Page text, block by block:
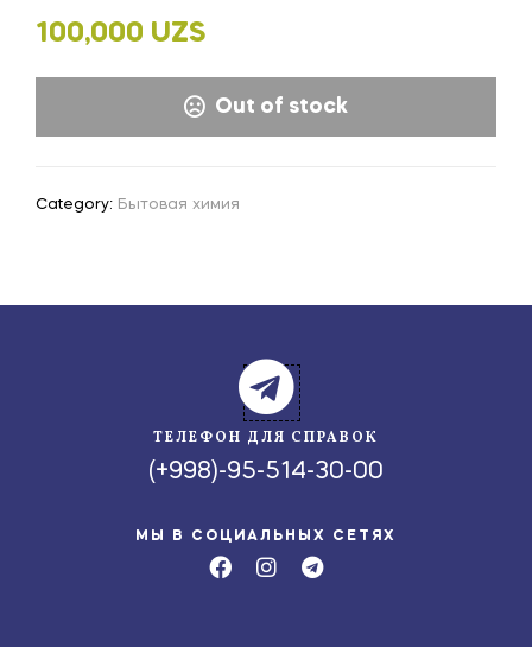
100,000 UZS
Out of stock
Category: Бытовая химия
ТЕЛЕФОН ДЛЯ СПРАВОК
(+998)-95-514-30-00
МЫ В СОЦИАЛЬНЫХ СЕТЯХ